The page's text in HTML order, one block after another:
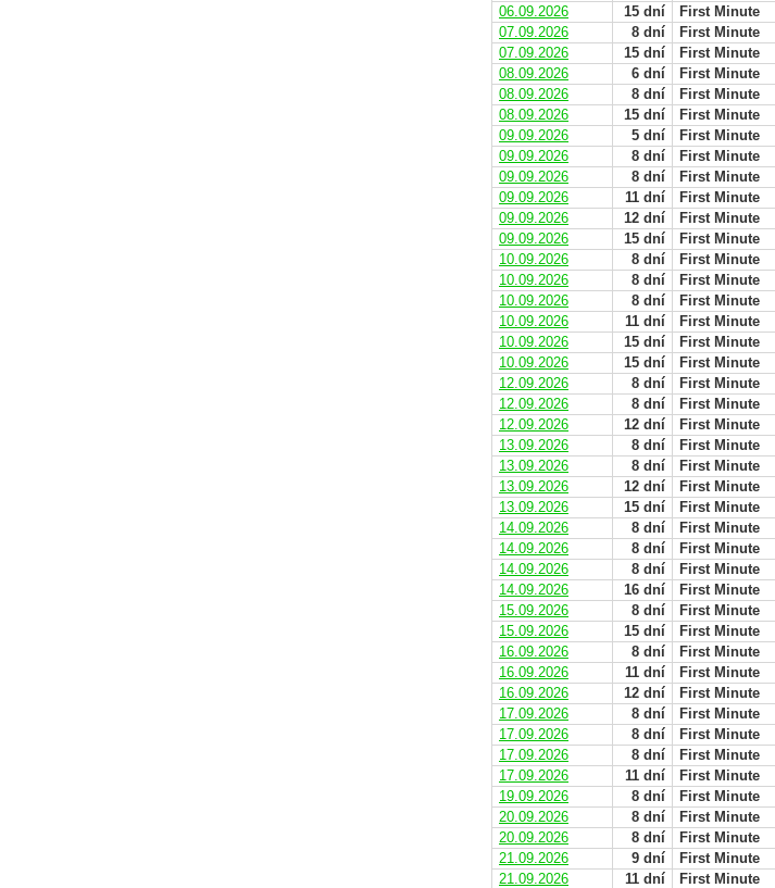
06.09.2026
15 dní First Minute
07.09.2026
8 dní First Minute
07.09.2026
15 dní First Minute
08.09.2026
6 dní First Minute
08.09.2026
8 dní First Minute
08.09.2026
15 dní First Minute
09.09.2026
5 dní First Minute
09.09.2026
8 dní First Minute
09.09.2026
8 dní First Minute
09.09.2026
11 dní First Minute
09.09.2026
12 dní First Minute
09.09.2026
15 dní First Minute
10.09.2026
8 dní First Minute
10.09.2026
8 dní First Minute
10.09.2026
8 dní First Minute
10.09.2026
11 dní First Minute
10.09.2026
15 dní First Minute
10.09.2026
15 dní First Minute
12.09.2026
8 dní First Minute
12.09.2026
8 dní First Minute
12.09.2026
12 dní First Minute
13.09.2026
8 dní First Minute
13.09.2026
8 dní First Minute
13.09.2026
12 dní First Minute
13.09.2026
15 dní First Minute
14.09.2026
8 dní First Minute
14.09.2026
8 dní First Minute
14.09.2026
8 dní First Minute
14.09.2026
16 dní First Minute
15.09.2026
8 dní First Minute
15.09.2026
15 dní First Minute
16.09.2026
8 dní First Minute
16.09.2026
11 dní First Minute
16.09.2026
12 dní First Minute
17.09.2026
8 dní First Minute
17.09.2026
8 dní First Minute
17.09.2026
8 dní First Minute
17.09.2026
11 dní First Minute
19.09.2026
8 dní First Minute
20.09.2026
8 dní First Minute
20.09.2026
8 dní First Minute
21.09.2026
9 dní First Minute
21.09.2026
11 dní First Minute